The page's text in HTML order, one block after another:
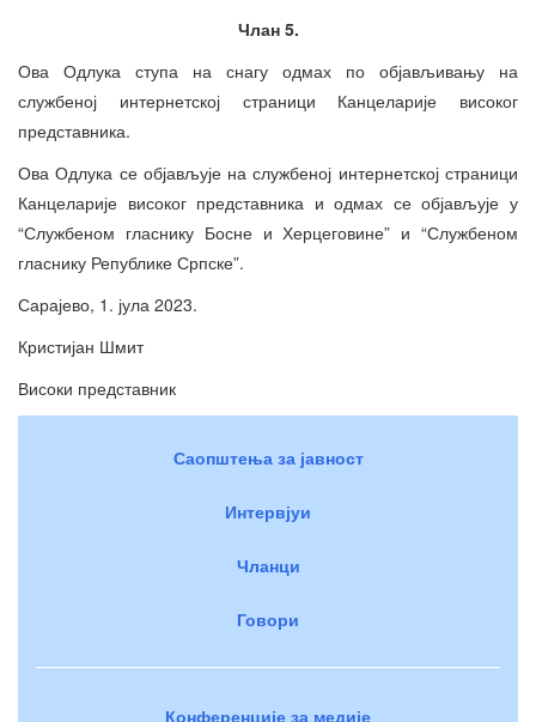
Члан 5.
Ова Одлука ступа на снагу одмах по објављивању на
службеној интернетској страници Канцеларије високог
представника.
Ова Одлука се објављује на службеној интернетској страници
Канцеларије високог представника и одмах се објављује у
“Службеном гласнику Босне и Херцеговине” и “Службеном
гласнику Републике Српске”.
Сарајево, 1. јула 2023.
Кристијан Шмит
Високи представник
Саопштења за јавност
Интервјуи
Чланци
Говори
Конференције за медије